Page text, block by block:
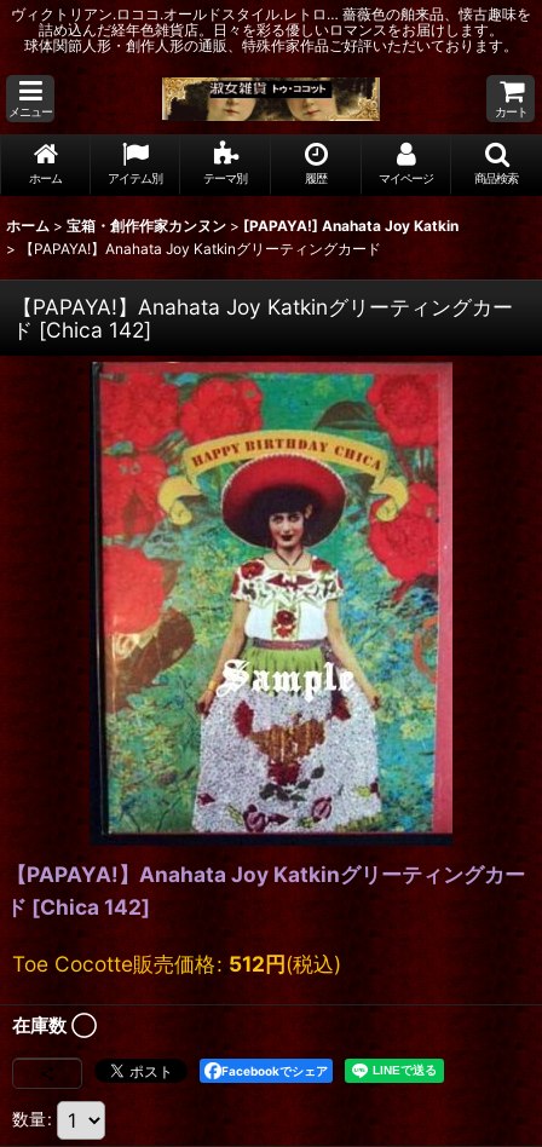
ヴィクトリアン.ロココ.オールドスタイル.レトロ… 薔薇色の舶来品、懐古趣味を
詰め込んだ経年色雑貨店。日々を彩る優しいロマンスをお届けします。
球体関節人形・創作人形の通販、特殊作家作品ご好評いただいております。
メニュー カート
ホーム アイテム別 テーマ別 履歴 マイページ 商品検索
ホーム > 宝箱・創作作家カンヌン > [PAPAYA!] Anahata Joy Katkin
>
【PAPAYA!】Anahata Joy Katkinグリーティングカード
【PAPAYA!】Anahata Joy Katkinグリーティングカー
ド [Chica 142]
【PAPAYA!】Anahata Joy Katkinグリーティングカー
ド [Chica 142]
Toe Cocotte販売価格: 512円(税込)
在庫数 ◯
Facebookでシェア
数量: